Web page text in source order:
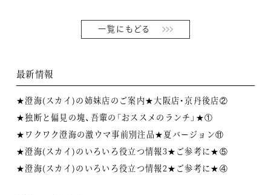
一覧にもどる
最新情報
★澄海(スカイ)の姉妹店のご案内★大阪店・京丹後店②
★独断と偏見の塊、吾輩の「おススメのランチ」★①
★ワクワク澄海の激ウマ事前別注品★夏バージョン⑪
★澄海(スカイ)のいろいろ役立つ情報3★ご参考に★⑤
★澄海(スカイ)のいろいろ役立つ情報2★ご参考に★④